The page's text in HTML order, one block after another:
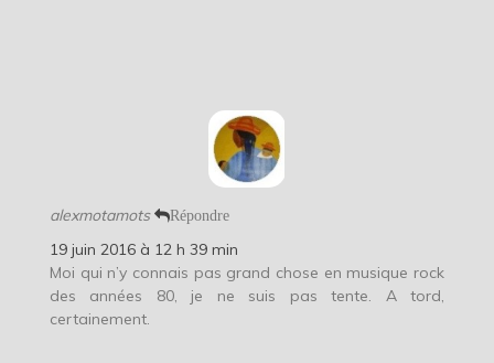
alexmotamots Répondre
19 juin 2016 à 12 h 39 min
Moi qui n’y connais pas grand chose en musique rock
des années 80, je ne suis pas tente. A tord,
certainement.